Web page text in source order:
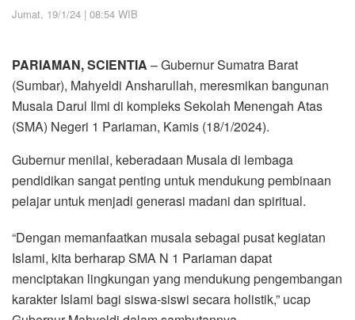
Jumat, 19/1/24 | 08:54 WIB
PARIAMAN, SCIENTIA – Gubernur Sumatra Barat
(Sumbar), Mahyeldi Ansharullah, meresmikan bangunan
Musala Darul Ilmi di kompleks Sekolah Menengah Atas
(SMA) Negeri 1 Pariaman, Kamis (18/1/2024).
Gubernur menilai, keberadaan Musala di lembaga
pendidikan sangat penting untuk mendukung pembinaan
pelajar untuk menjadi generasi madani dan spiritual.
“Dengan memanfaatkan musala sebagai pusat kegiatan
Islami, kita berharap SMA N 1 Pariaman dapat
menciptakan lingkungan yang mendukung pengembangan
karakter Islami bagi siswa-siswi secara holistik,” ucap